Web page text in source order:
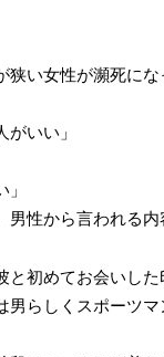
狭い女性が瀕死に
がいい」
性から言われる内
と初めてお会いした
男らしくスポーツマ